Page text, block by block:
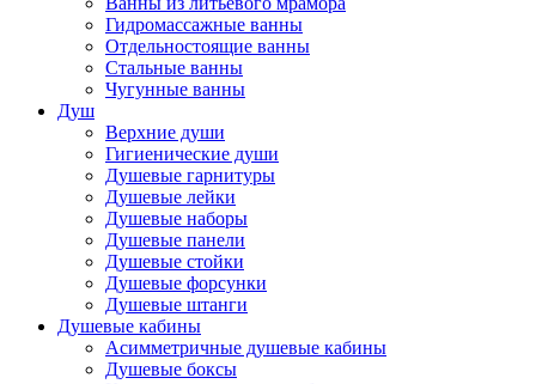
Гидромассажные ванны
Отдельностоящие ванны
Стальные ванны
Чугунные ванны
Душ
Верхние души
Гигиенические души
Душевые гарнитуры
Душевые лейки
Душевые наборы
Душевые панели
Душевые стойки
Душевые форсунки
Душевые штанги
Душевые кабины
Асимметричные душевые кабины
Душевые боксы